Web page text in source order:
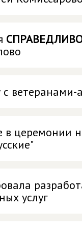
с
в церемонии
услуг